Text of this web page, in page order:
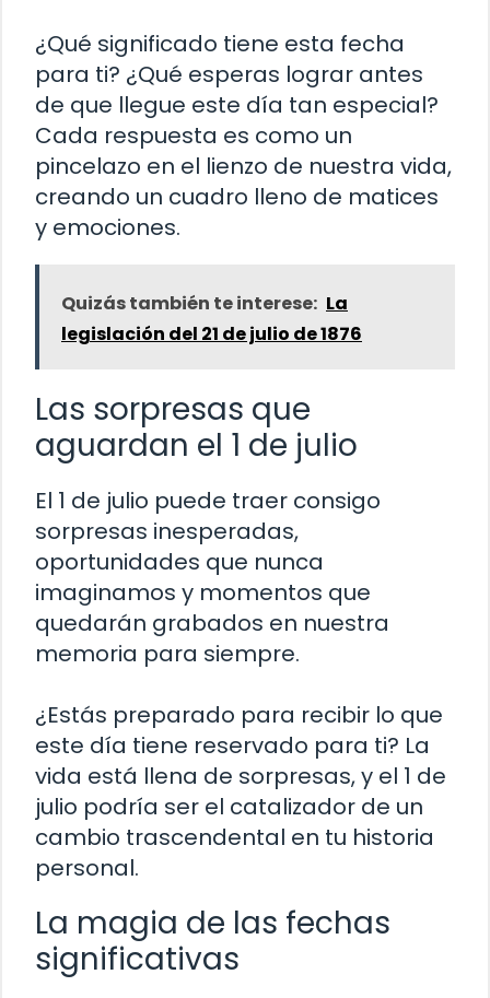
¿Qué significado tiene esta fecha
para ti? ¿Qué esperas lograr antes
de que llegue este día tan especial?
Cada respuesta es como un
pincelazo en el lienzo de nuestra vida,
creando un cuadro lleno de matices
y emociones.
Quizás también te interese: La
legislación del 21 de julio de 1876
Las sorpresas que
aguardan el 1 de julio
El 1 de julio puede traer consigo
sorpresas inesperadas,
oportunidades que nunca
imaginamos y momentos que
quedarán grabados en nuestra
memoria para siempre.
¿Estás preparado para recibir lo que
este día tiene reservado para ti? La
vida está llena de sorpresas, y el 1 de
julio podría ser el catalizador de un
cambio trascendental en tu historia
personal.
La magia de las fechas
significativas